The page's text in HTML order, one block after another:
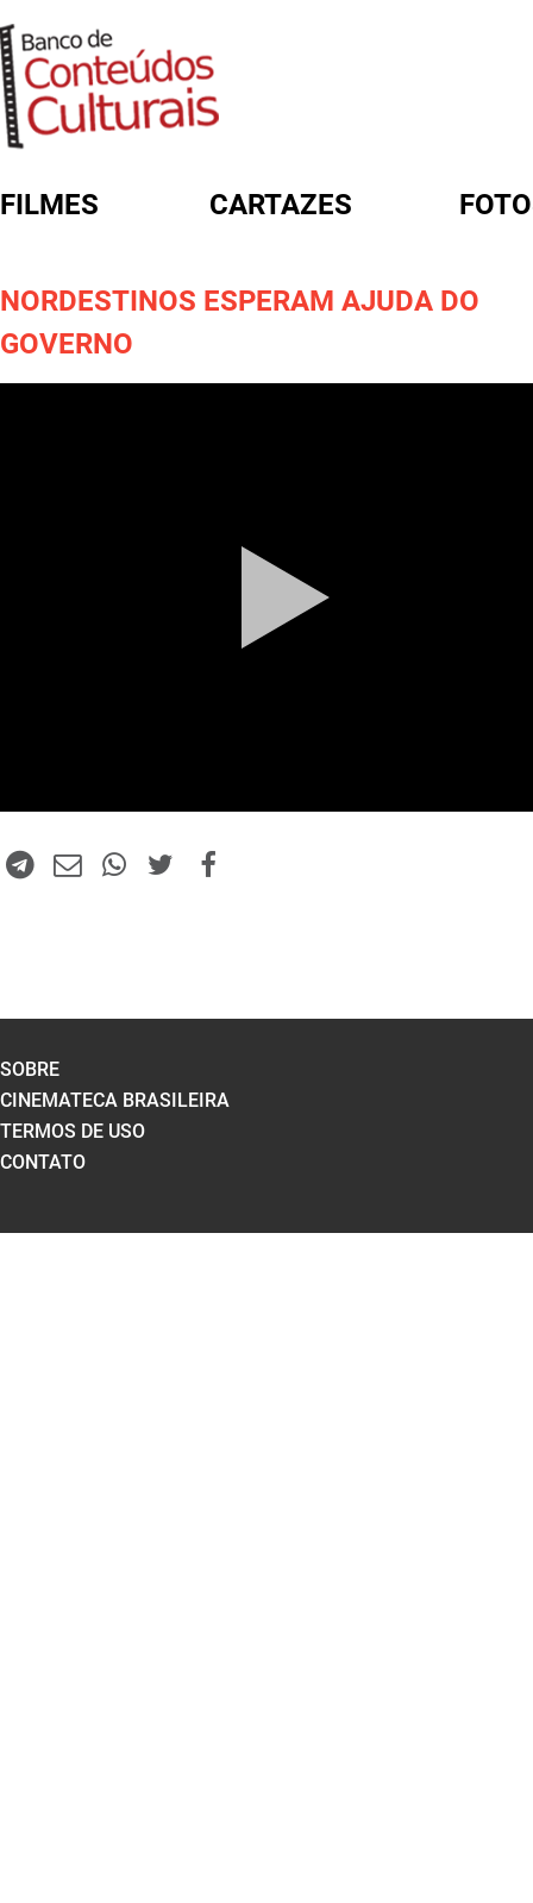
FILMES CARTAZES
NORDESTINOS ESPERAM AJUDA DO
GOVERNO
SOBRE
CINEMATECA BRASILEIRA
TERMOS DE USO
CONTATO